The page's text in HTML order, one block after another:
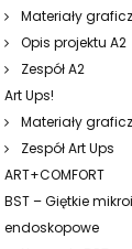
Materiały
Opis projektu A2
Zespół A2
Art Ups!
Materiały
Zespół Art Ups
ART+COMFORT
BST – Giętkie
endoskopowe